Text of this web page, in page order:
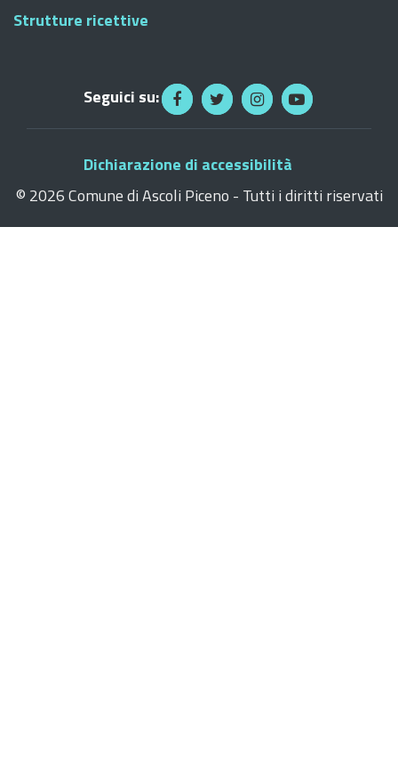
Strutture ricettive
Seguici su:
Dichiarazione di accessibilità
© 2026 Comune di Ascoli Piceno - Tutti i diritti riservati